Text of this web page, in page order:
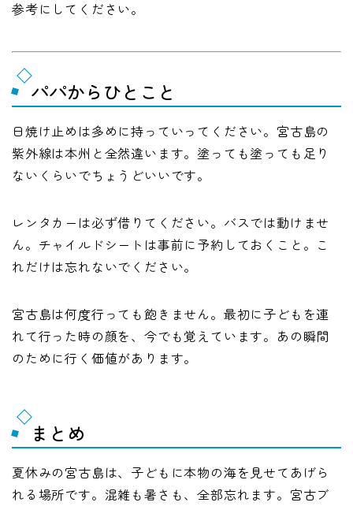
参考にしてください。
パパからひとこと
日焼け止めは多めに持っていってください。宮古島の
紫外線は本州と全然違います。塗っても塗っても足り
ないくらいでちょうどいいです。
レンタカーは必ず借りてください。バスでは動けませ
ん。チャイルドシートは事前に予約しておくこと。こ
れだけは忘れないでください。
宮古島は何度行っても飽きません。最初に子どもを連
れて行った時の顔を、今でも覚えています。あの瞬間
のために行く価値があります。
まとめ
夏休みの宮古島は、子どもに本物の海を見せてあげら
れる場所です。混雑も暑さも、全部忘れます。宮古ブ